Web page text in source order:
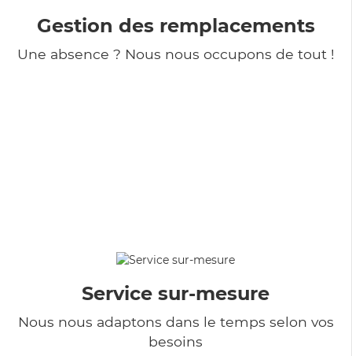
Gestion des remplacements
Une absence ? Nous nous occupons de tout !
Service sur-mesure
Nous nous adaptons dans le temps selon vos
besoins